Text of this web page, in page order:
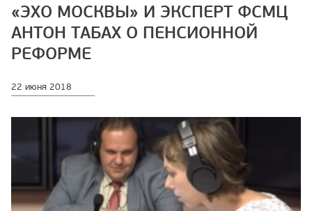
«ЭХО МОСКВЫ» И ЭКСПЕРТ ФСМЦ
АНТОН ТАБАХ О ПЕНСИОННОЙ
РЕФОРМЕ
22 июня 2018